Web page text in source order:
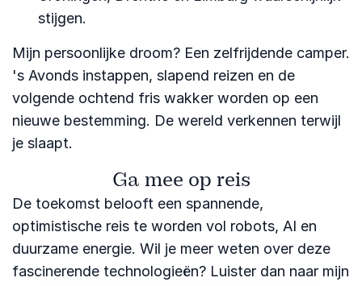
stijgen.
Mijn persoonlijke droom? Een zelfrijdende camper.
's Avonds instappen, slapend reizen en de
volgende ochtend fris wakker worden op een
nieuwe bestemming. De wereld verkennen terwijl
je slaapt.
Ga mee op reis
De toekomst belooft een spannende,
optimistische reis te worden vol robots, AI en
duurzame energie. Wil je meer weten over deze
fascinerende technologieën? Luister dan naar mijn